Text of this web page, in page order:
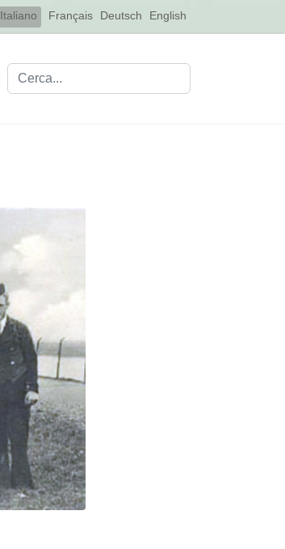
Select your language
Italiano Français Deutsch English
Cerca